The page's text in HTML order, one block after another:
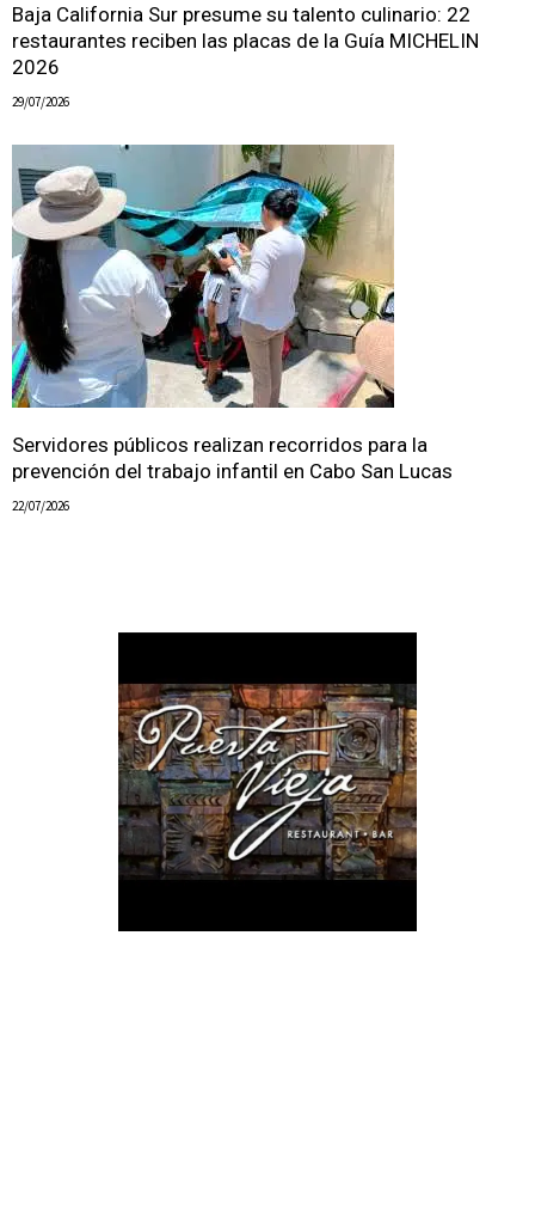
Baja California Sur presume su talento culinario: 22
restaurantes reciben las placas de la Guía MICHELIN
2026
29/07/2026
Servidores públicos realizan recorridos para la
prevención del trabajo infantil en Cabo San Lucas
22/07/2026